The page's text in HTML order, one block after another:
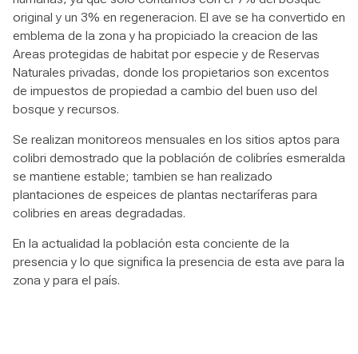
original y un 3% en regeneracion. El ave se ha convertido en
emblema de la zona y ha propiciado la creacion de las
Areas protegidas de habitat por especie y de Reservas
Naturales privadas, donde los propietarios son excentos
de impuestos de propiedad a cambio del buen uso del
bosque y recursos.
Se realizan monitoreos mensuales en los sitios aptos para
colibri demostrado que la población de colibríes esmeralda
se mantiene estable; tambien se han realizado
plantaciones de espeices de plantas nectaríferas para
colibries en areas degradadas.
En la actualidad la población esta conciente de la
presencia y lo que significa la presencia de esta ave para la
zona y para el país.